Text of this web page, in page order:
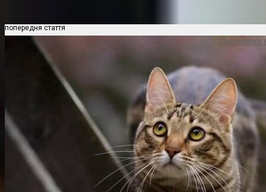
попередня стаття
Державна